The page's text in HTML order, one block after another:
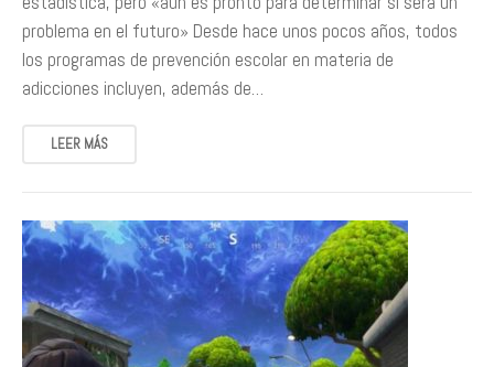
problema en el futuro» Desde hace unos pocos años, todos
los programas de prevención escolar en materia de
adicciones incluyen, además de…
LEER MÁS